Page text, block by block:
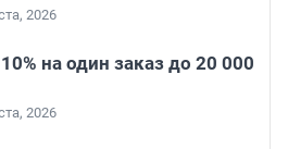
2026
на один заказ до 20 000
2026